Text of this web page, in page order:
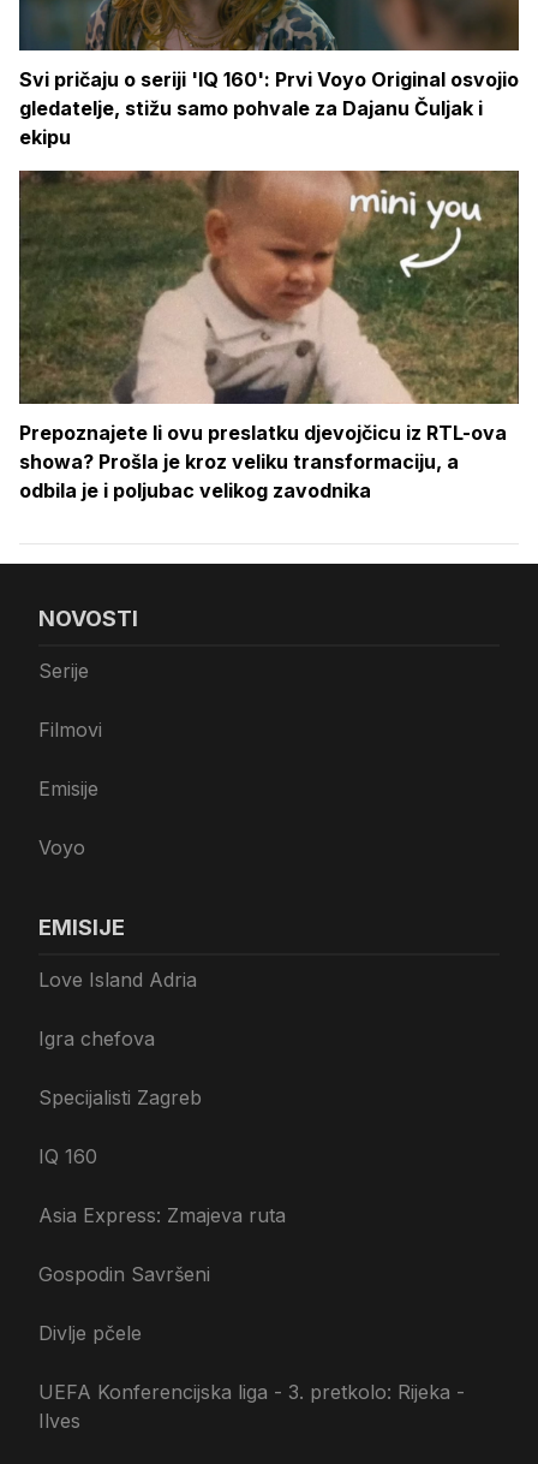
Svi pričaju o seriji 'IQ 160': Prvi Voyo Original osvojio
gledatelje, stižu samo pohvale za Dajanu Čuljak i
ekipu
Prepoznajete li ovu preslatku djevojčicu iz RTL-ova
showa? Prošla je kroz veliku transformaciju, a
odbila je i poljubac velikog zavodnika
NOVOSTI
Serije
Filmovi
Emisije
Voyo
EMISIJE
Love Island Adria
Igra chefova
Specijalisti Zagreb
IQ 160
Asia Express: Zmajeva ruta
Gospodin Savršeni
Divlje pčele
UEFA Konferencijska liga - 3. pretkolo: Rijeka -
Ilves